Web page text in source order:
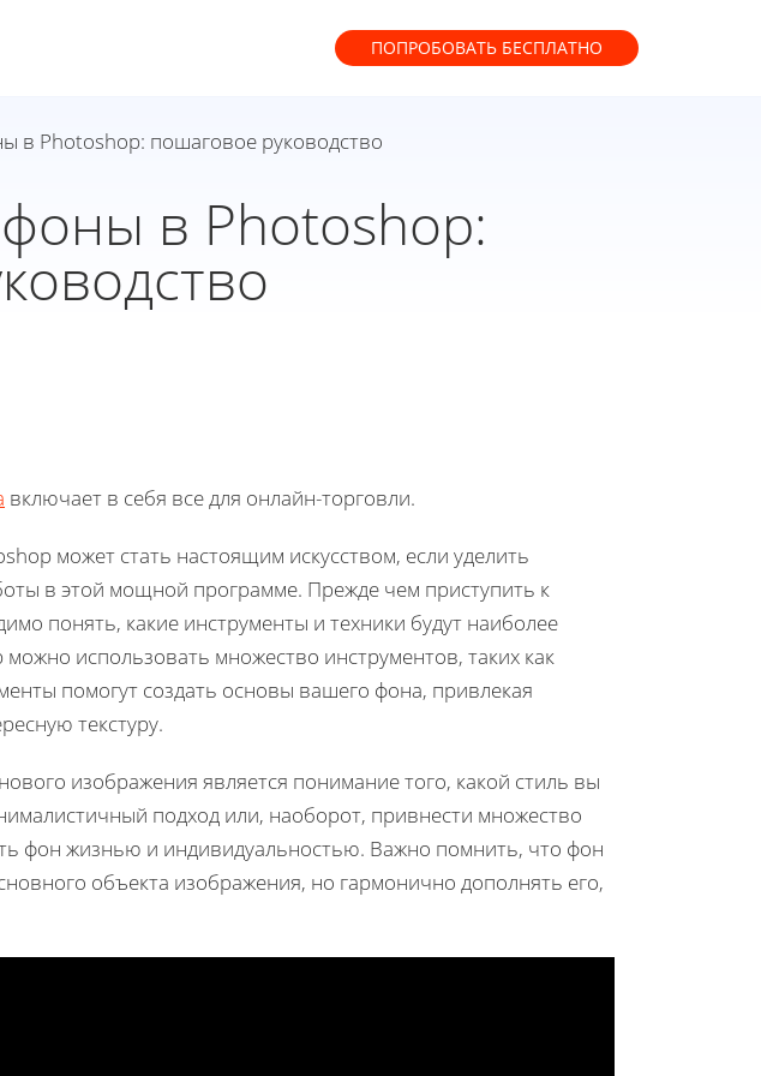
ПОПРОБОВАТЬ БЕСПЛАТНО
в Photoshop: пошаговое руководство
в Photoshop:
включает в себя все для онлайн-торговли.
может стать настоящим искусством, если уделить
в этой мощной программе. Прежде чем приступить к
понять, какие инструменты и техники будут наиболее
использовать множество инструментов, таких как
помогут создать основы вашего фона, привлекая
текстуру.
изображения является понимание того, какой стиль вы
подход или, наоборот, привнести множество
фон жизнью и индивидуальностью. Важно помнить, что фон
объекта изображения, но гармонично дополнять его,